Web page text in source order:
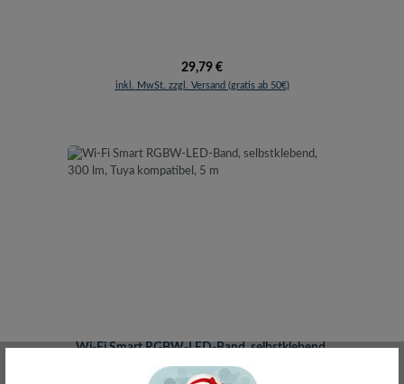
Regulärer Preis:
29,79 €
inkl. MwSt. zzgl. Versand (gratis ab 50€)
Wi-Fi Smart RGBW-LED-Band, selbstklebend,
300 lm, Tuya kompatibel, 5 m